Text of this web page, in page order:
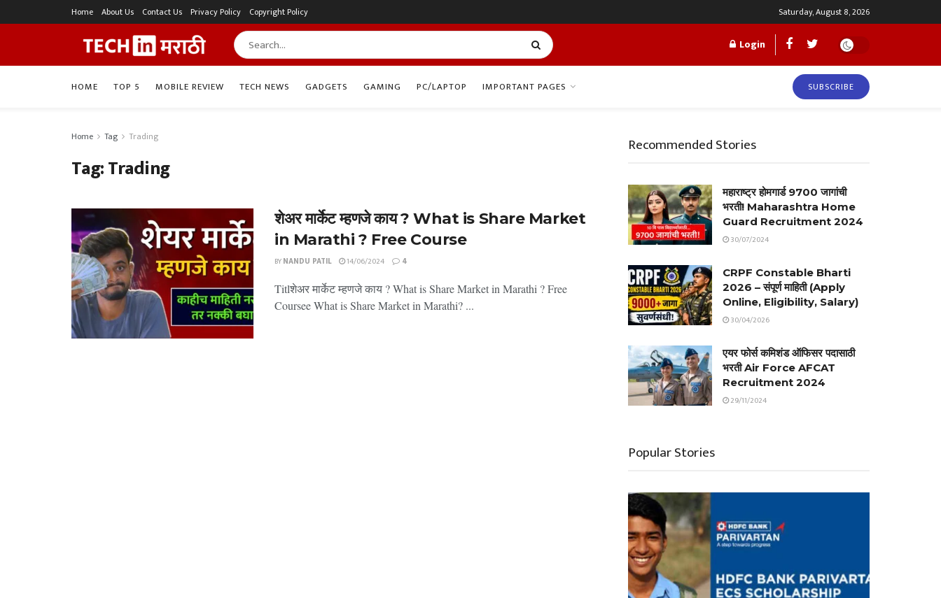
Home About Us Contact Us Privacy Policy Copyright Policy Saturday, August 8, 2026
Login
HOME TOP 5 MOBILE REVIEW TECH NEWS GADGETS GAMING PC/LAPTOP IMPORTANT PAGES SUBSCRIBE
Home Tag Trading
Tag:Trading
शेअर मार्केट म्हणजे काय ? What is Share Market
in Marathi ? Free Course
BYNANDU PATIL 14/06/2024 4
Titlशेअर मार्केट म्हणजे काय ? What is Share Market in Marathi ? Free
Coursee What is Share Market in Marathi? ...
Recommended Stories
महाराष्ट्र होमगार्ड 9700 जागांची
भरती! Maharashtra Home
Guard Recruitment 2024
30/07/2024
CRPF Constable Bharti
2026 – संपूर्ण माहिती (Apply
Online, Eligibility, Salary)
30/04/2026
एयर फोर्स कमिशंड ऑफिसर पदासाठी
भरती Air Force AFCAT
Recruitment 2024
29/11/2024
Popular Stories